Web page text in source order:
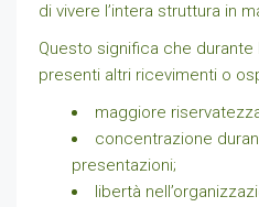
di vivere l’intera struttura in
Questo significa che durante
presenti altri ricevimenti o
maggiore
concentrazione
presentazioni;
libertà